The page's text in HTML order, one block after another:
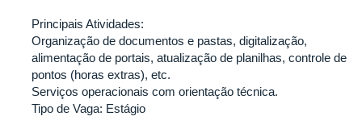
Principais Atividades:
Organização de documentos e pastas, digitalização,
alimentação de portais, atualização de planilhas, controle de
pontos (horas extras), etc.
Serviços operacionais com orientação técnica.
Tipo de Vaga: Estágio